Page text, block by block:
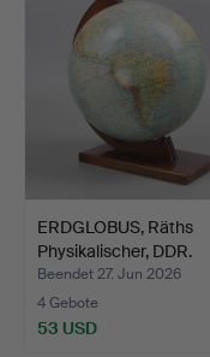
ERDGLOBUS, Räths
Physikalischer, DDR.
Beendet 27. Jun 2026
4 Gebote
53 USD